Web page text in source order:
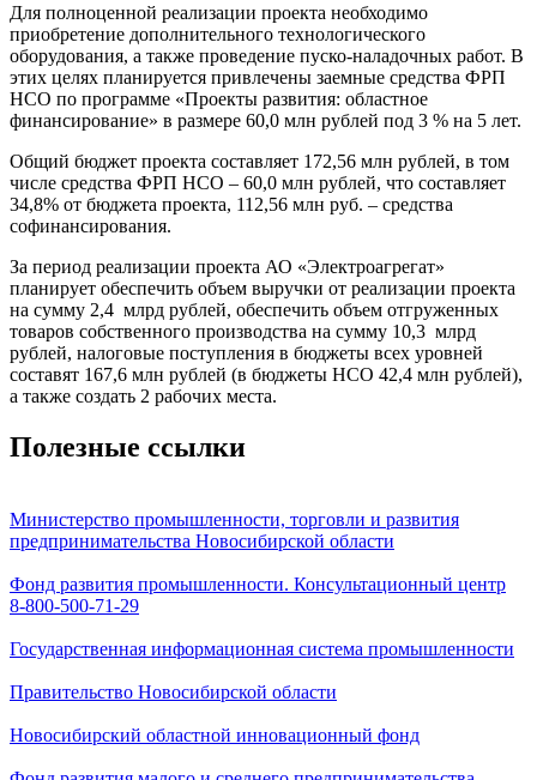
Для полноценной реализации проекта необходимо
приобретение дополнительного технологического
оборудования, а также проведение пуско-наладочных работ. В
этих целях планируется привлечены заемные средства ФРП
НСО по программе «Проекты развития: областное
финансирование» в размере 60,0 млн рублей под 3 % на 5 лет.
Общий бюджет проекта составляет 172,56 млн рублей, в том
числе средства ФРП НСО – 60,0 млн рублей, что составляет
34,8% от бюджета проекта, 112,56 млн руб. – средства
софинансирования.
За период реализации проекта АО «Электроагрегат»
планирует обеспечить объем выручки от реализации проекта
на сумму 2,4 млрд рублей, обеспечить объем отгруженных
товаров собственного производства на сумму 10,3 млрд
рублей, налоговые поступления в бюджеты всех уровней
составят 167,6 млн рублей (в бюджеты НСО 42,4 млн рублей),
а также создать 2 рабочих места.
Полезные ссылки
Министерство промышленности, торговли и развития
предпринимательства Новосибирской области
Фонд развития промышленности. Консультационный центр
8-800-500-71-29
Государственная информационная система промышленности
Правительство Новосибирской области
Новосибирский областной инновационный фонд